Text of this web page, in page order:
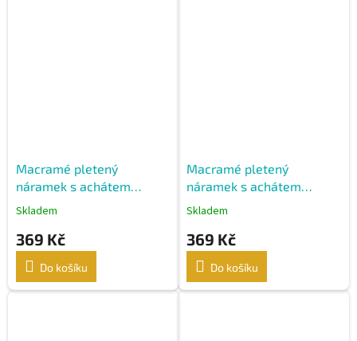
Macramé pletený
náramek s achátem
žlutým
Skladem
369 Kč
Do košíku
Macramé pletený
náramek s achátem
červeným
Skladem
369 Kč
Do košíku